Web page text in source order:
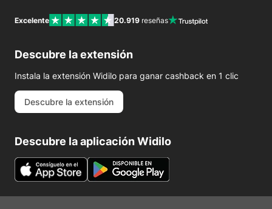
Excelente 20.919 reseñas
Descubre la extensión
Instala la extensión Widilo para ganar cashback en 1 clic
Descubre la extensión
Descubre la aplicación Widilo